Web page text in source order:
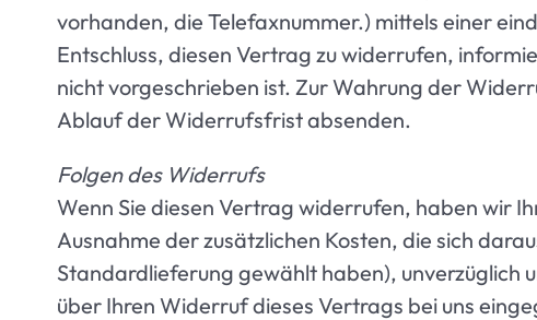
vorhanden, die Telefaxnummer.) mittels einer
Entschluss, diesen Vertrag zu widerrufen,
nicht vorgeschrieben ist. Zur Wahrung der
Ablauf der Widerrufsfrist absenden.
Folgen des Widerrufs
Wenn Sie diesen Vertrag widerrufen, haben wir
Ausnahme der zusätzlichen Kosten, die sich
Standardlieferung gewählt haben), unverzüglich
über Ihren Widerruf dieses Vertrags bei uns